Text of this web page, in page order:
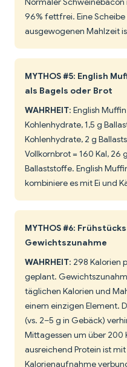
96% fettfrei. Eine
ausgewogenen Mahlzeit
MYTHOS #5: English
als Bagels oder Brot
WAHRHEIT: English
Kohlenhydrate, 1,5 g
Kohlenhydrate, 2 g
Vollkornbrot = 160 Kal, 26
Ballaststoffe. English
kombiniere es mit Ei und
MYTHOS #6:
Gewichtszunahme
WAHRHEIT: 298 Kalorien
geplant.
täglichen Kalorien und
einem einzigen Element.
(vs. 2–5 g in Gebäck)
Mittagessen um über 200
ausreichend Protein ist
Kalorienaufnahme